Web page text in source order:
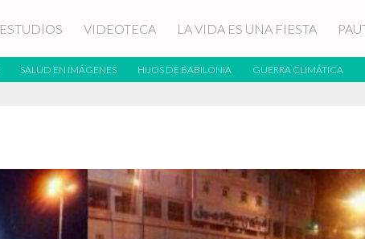
ESTUDIOS VIDEOTECA LA VIDA ES UNA FIESTA
SALUD EN IMÁGENES HIJOS DE BABILONIA GUERRA CLIMÁTICA